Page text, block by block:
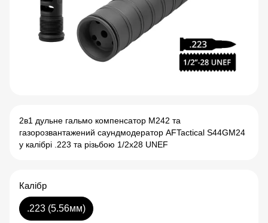
2в1 дульне гальмо компенсатор M242 та
газорозвантажений саундмодератор AFTactical S44GM24
у калібрі .223 та різьбою 1/2x28 UNEF
Калібр
.223 (5.56мм)